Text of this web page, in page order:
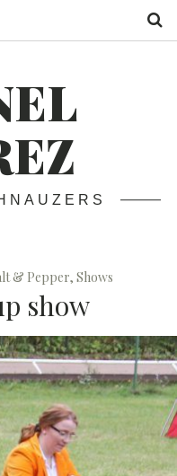
& Pepper, Shows
show